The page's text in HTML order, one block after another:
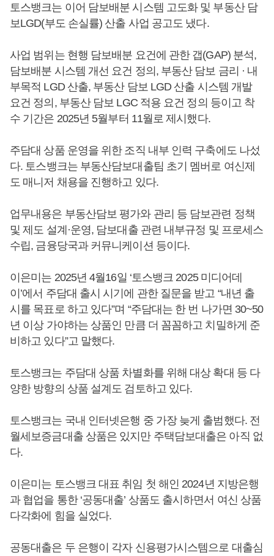
토스뱅크는 이어 담보배분 시스템 고도화 및 부동산 담
보LGD(부도 손실률) 산출 사업 공고도 냈다.
사업 범위는 현행 담보배분 요건에 관한 갭(GAP) 분석,
담보배분 시스템 개선 요건 정의, 부동산 담보 금리 · 내
부목적 LGD 산출, 부동산 담보 LGD 산출 시스템 개발
요건 정의, 부동산 담보 LGC 적용 요건 정의 등이고 착
수 기간은 2025년 5월부터 11월로 제시했다.
주담대 상품 운영을 위한 조직 내부 인력 구축에도 나섰
다. 토스뱅크는 부동산담보대출팀 초기 멤버로 여신제
도 매니저 채용을 진행하고 있다.
업무내용은 부동산담보 평가와 관리 등 담보관련 정책
및 제도 설계·운영, 담보대출 관련 내부규정 및 프로세스
수립, 금융당국과 커뮤니케이션 등이다.
이은미는 2025년 4월16일 ‘토스뱅크 2025 미디어데
이’에서 주담대 출시 시기에 관한 질문을 받고 “내년 출
시를 목표로 하고 있다”며 “주담대는 한 번 나가면 30~50
년 이상 가야하는 상품인 만큼 더 꼼꼼하고 치밀하게 준
비하고 있다”고 말했다.
토스뱅크는 주담대 상품 차별화를 위해 대상 확대 등 다
양한 방향의 상품 설계도 검토하고 있다.
토스뱅크는 국내 인터넷은행 중 가장 늦게 출범했다. 전
월세보증금대출 상품은 있지만 주택담보대출은 아직 없
다.
이은미는 토스뱅크 대표 취임 첫 해인 2024년 지방은행
과 협업을 통한 ‘공동대출’ 상품도 출시하면서 여신 상품
다각화에 힘을 실었다.
공동대출은 두 은행이 각자 신용평가시스템으로 대출심